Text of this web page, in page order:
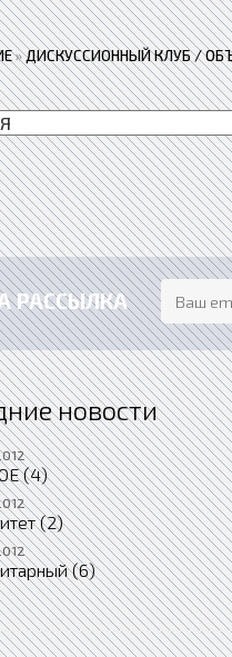
»ДИСКУССИОННЫЙ КЛУБ /
РАССЫЛКА
новости
(4)
(2)
(6)